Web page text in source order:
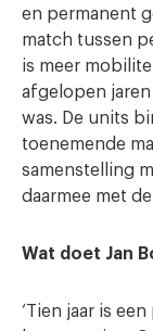
en permanent
match tussen
is meer
afgelopen jaren
was. De units
toenemende
samenstelling
daarmee met
Wat doet Jan
‘Tien jaar is